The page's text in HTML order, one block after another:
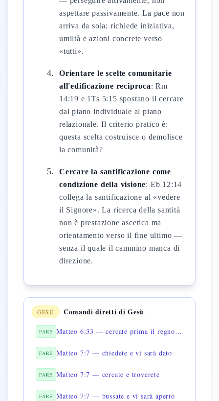
aspettare passivamente. La pace non
arriva da sola; richiede iniziativa,
umiltà e azioni concrete verso
«tutti».
Orientare le scelte comunitarie
all'edificazione reciproca: Rm
14:19 e 1Ts 5:15 spostano il cercare
dal piano individuale al piano
relazionale. Il criterio pratico è:
questa scelta costruisce o demolisce
la comunità?
Cercare la santificazione come
condizione della visione: Eb 12:14
collega la santificazione al «vedere
il Signore». La ricerca della santità
non è prestazione ascetica ma
orientamento verso il fine ultimo —
senza il quale il cammino manca di
direzione.
GESÙ Comandi diretti di Gesù
FARE Matteo 6:33 — cercate prima il regno di Dio
FARE Matteo 7:7 — chiedete e vi sarà dato
FARE Matteo 7:7 — cercate e troverete
FARE Matteo 7:7 — bussate e vi sarà aperto